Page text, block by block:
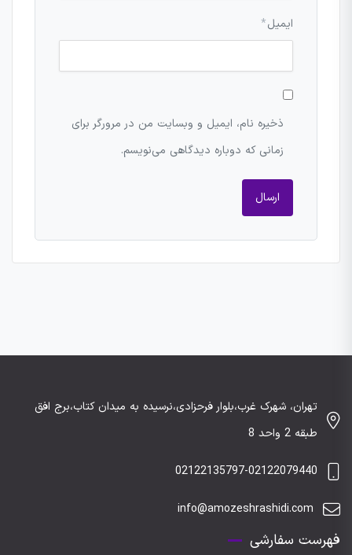
ایمیل*
ذخیره نام، ایمیل و وبسایت من در مرورگر برای
زمانی که دوباره دیدگاهی می‌نویسم.
تهران، شهرک غرب،بلوار فرحزادی،نرسیده به میدان کتاب،برج افق
طبقه 2 واحد 8
02122135797-02122079440
info@amozeshrashidi.com
فهرست سفارشی